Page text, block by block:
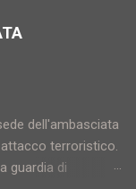
dell'ambasciata
terroristico.
guardia di